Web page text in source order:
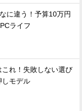
に違う！予算10万円
ライフ
れ！失敗しない選び
しモデル